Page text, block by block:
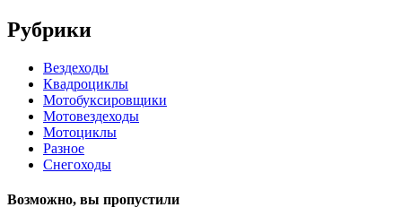
Рубрики
Вездеходы
Квадроциклы
Мотобуксировщики
Мотовездеходы
Мотоциклы
Разное
Снегоходы
Возможно, вы пропустили